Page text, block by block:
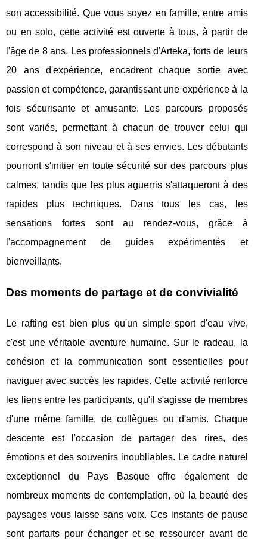
son accessibilité. Que vous soyez en famille, entre amis
ou en solo, cette activité est ouverte à tous, à partir de
l'âge de 8 ans. Les professionnels d'Arteka, forts de leurs
20 ans d'expérience, encadrent chaque sortie avec
passion et compétence, garantissant une expérience à la
fois sécurisante et amusante. Les parcours proposés
sont variés, permettant à chacun de trouver celui qui
correspond à son niveau et à ses envies. Les débutants
pourront s'initier en toute sécurité sur des parcours plus
calmes, tandis que les plus aguerris s'attaqueront à des
rapides plus techniques. Dans tous les cas, les
sensations fortes sont au rendez-vous, grâce à
l'accompagnement de guides expérimentés et
bienveillants.
Des moments de partage et de convivialité
Le rafting est bien plus qu'un simple sport d'eau vive,
c'est une véritable aventure humaine. Sur le radeau, la
cohésion et la communication sont essentielles pour
naviguer avec succès les rapides. Cette activité renforce
les liens entre les participants, qu'il s'agisse de membres
d'une même famille, de collègues ou d'amis. Chaque
descente est l'occasion de partager des rires, des
émotions et des souvenirs inoubliables. Le cadre naturel
exceptionnel du Pays Basque offre également de
nombreux moments de contemplation, où la beauté des
paysages vous laisse sans voix. Ces instants de pause
sont parfaits pour échanger et se ressourcer avant de